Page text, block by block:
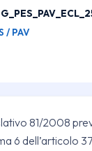
/ PAV
81/2008
6 dell’articolo